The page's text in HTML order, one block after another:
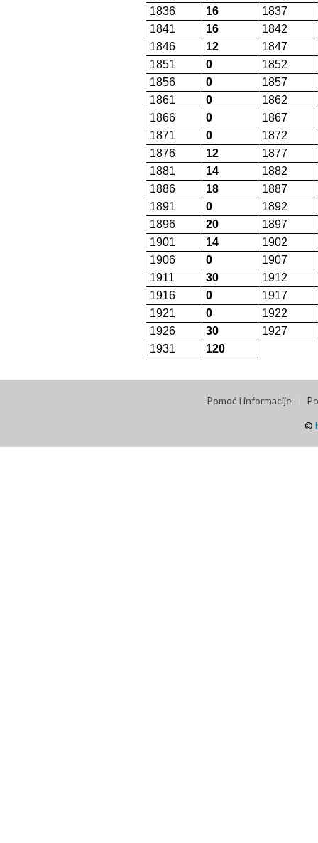
1836
16
1837
1841
16
1842
1846
12
1847
1851
0
1852
1856
0
1857
1861
0
1862
1866
0
1867
1871
0
1872
1876
12
1877
1881
14
1882
1886
18
1887
1891
0
1892
1896
20
1897
1901
14
1902
1906
0
1907
1911
30
1912
1916
0
1917
1921
0
1922
1926
30
1927
1931
120
Pomoć i informacije
©